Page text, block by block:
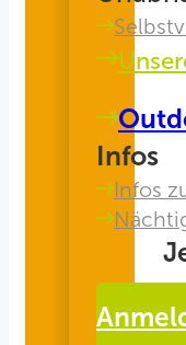
Infos
Infos